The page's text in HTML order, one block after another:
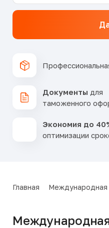
Документы для
таможенного
Экономия до
оптимизации
Главная Международная